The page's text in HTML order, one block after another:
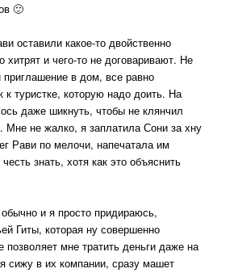
🙂
оставили какое-то двойственно
хитрят и чего-то не договаривают. Не
приглашение в дом, все равно
к туристке, которую надо доить. На
даже шикнуть, чтобы не клянчил
Мне не жалко, я заплатила Сони за хну
Рави по мелочи, напечатала им
знать, хотя как это объяснить
и я просто придираюсь,
Гиты, которая ну совершенно
позволяет мне тратить деньги даже на
сижу в их компании, сразу машет